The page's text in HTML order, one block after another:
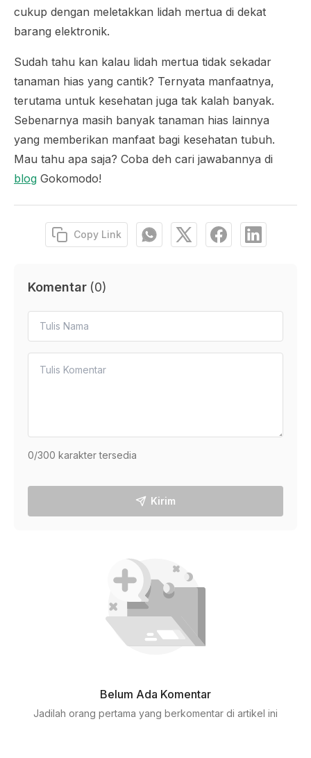
cukup dengan meletakkan lidah mertua di dekat
barang elektronik.
Sudah tahu kan kalau lidah mertua tidak sekadar
tanaman hias yang cantik? Ternyata manfaatnya,
terutama untuk kesehatan juga tak kalah banyak.
Sebenarnya masih banyak tanaman hias lainnya
yang memberikan manfaat bagi kesehatan tubuh.
Mau tahu apa saja? Coba deh cari jawabannya di
blog Gokomodo!
Copy Link
Komentar (0)
0/300 karakter tersedia
Kirim
Belum Ada Komentar
Jadilah orang pertama yang berkomentar di artikel ini